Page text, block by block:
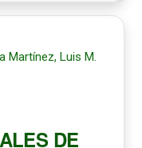
Martínez, Luis M.
DE